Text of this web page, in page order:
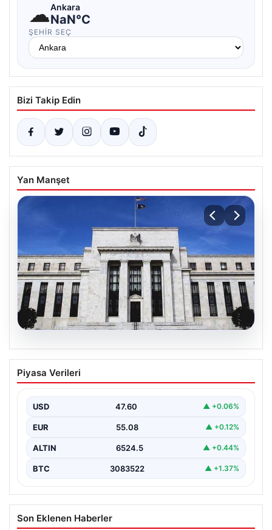
☁Ankara
NaN°C
ŞEHIR SEÇ
Bizi Takip Edin
Yan Manşet
Fed faizi sabit tuttu
Piyasa Verileri
USD 47.60 ▲ +0.06%
EUR 55.08 ▲ +0.12%
ALTIN 6524.5 ▲ +0.44%
BTC 3083522 ▲ +1.37%
Son Eklenen Haberler